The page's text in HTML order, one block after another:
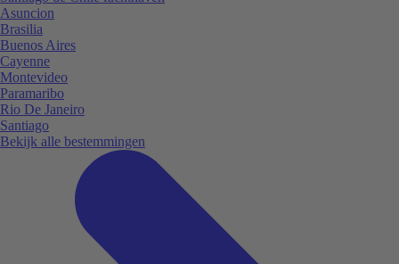
Asuncion
Brasilia
Buenos Aires
Cayenne
Montevideo
Paramaribo
Rio De Janeiro
Santiago
Bekijk alle bestemmingen